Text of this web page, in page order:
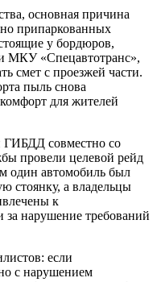
основная причина
припаркованных
у бордюров,
МКУ «Спецавтотранс»,
смет с проезжей части.
пыль снова
для жителей
ГИБДД совместно со
провели целевой рейд
один автомобиль был
стоянку, а владельцы
к
за нарушение требований
если
с нарушением